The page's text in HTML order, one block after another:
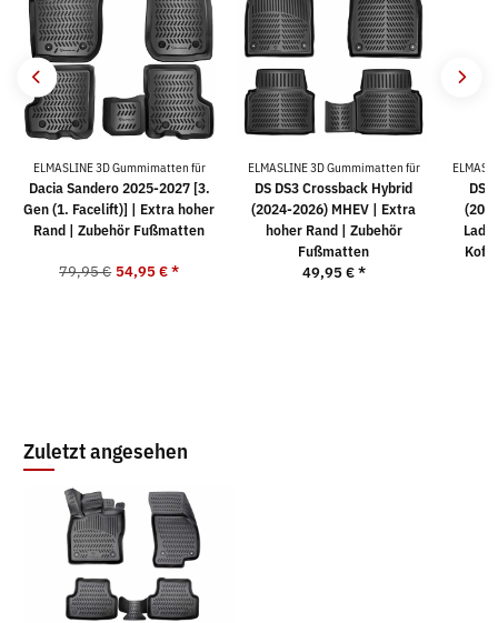
ELMASLINE 3D Gummimatten für
Dacia Sandero 2025-2027 [3.
Gen (1. Facelift)] | Extra hoher
Rand | Zubehör Fußmatten
79,95 € 54,95 €*
ELMASLINE 3D Gummimatten für
DS DS3 Crossback Hybrid
(2024-2026) MHEV | Extra
hoher Rand | Zubehör
Fußmatten
49,95 €*
DS
Zuletzt angesehen